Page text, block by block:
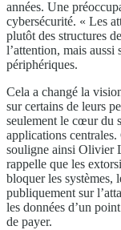
années. Une
cybersécurité. « Les
plutôt des structures
l’attention, mais aussi
périphériques.
Cela a changé la
sur certains de leurs
seulement le cœur du
applications
souligne ainsi Olivier
rappelle que les
bloquer les systèmes,
publiquement sur
les données d’un
de payer.